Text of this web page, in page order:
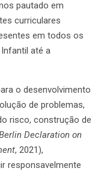
pautado em
curriculares
em todos os
até a
o desenvolvimento
de problemas,
risco, construção de
Declaration on
, 2021),
responsavelmente